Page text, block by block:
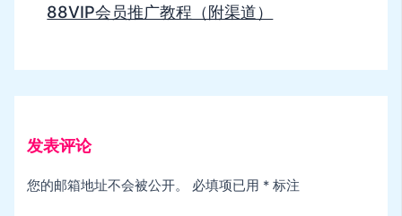
88VIP会员推广教程（附渠道）
发表评论
您的邮箱地址不会被公开。 必填项已用 * 标注